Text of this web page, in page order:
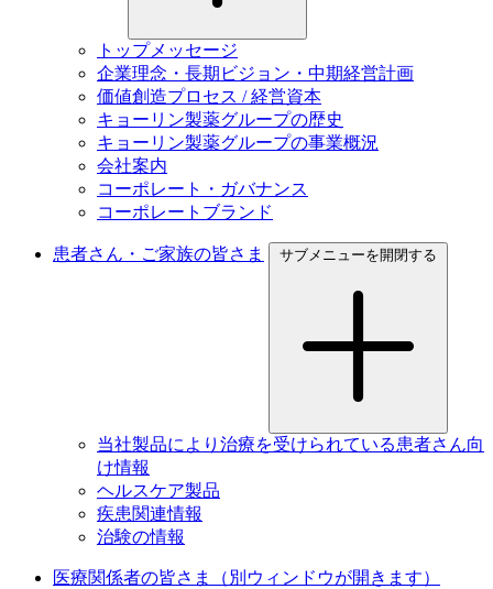
トップメッセージ
企業理念・長期ビジョン・中期経営計画
価値創造プロセス / 経営資本
キョーリン製薬グループの歴史
キョーリン製薬グループの事業概況
会社案内
コーポレート・ガバナンス
コーポレートブランド
患者さん・ご家族の皆さま サブメニューを開閉する
当社製品により治療を受けられている患者さん向
け情報
ヘルスケア製品
疾患関連情報
治験の情報
医療関係者の皆さま （別ウィンドウが開きます）